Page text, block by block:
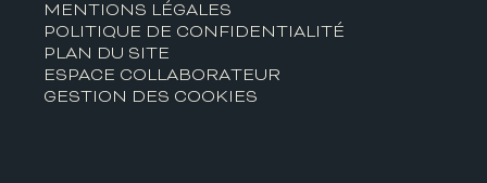
MENTIONS LÉGALES
POLITIQUE DE CONFIDENTIALITÉ
PLAN DU SITE
ESPACE COLLABORATEUR
GESTION DES COOKIES